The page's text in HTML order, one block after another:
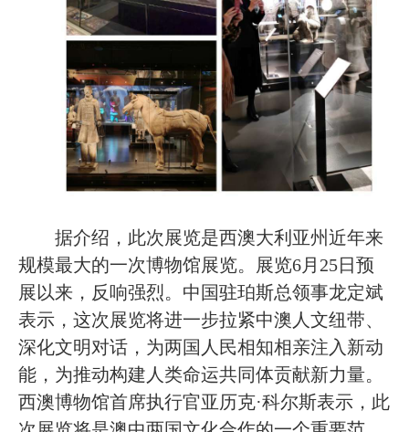
据介绍，此次展览是西澳大利亚州近年来
规模最大的一次博物馆展览。 展览6月25日预
展以来，反响强烈。中国驻珀斯总领事龙定斌
表示，这次展览将进一步拉紧中澳人文纽带、
深化文明对话，为两国人民相知相亲注入新动
能，为推动构建人类命运共同体贡献新力量。
西澳博物馆首席执行官亚历克·科尔斯表示，此